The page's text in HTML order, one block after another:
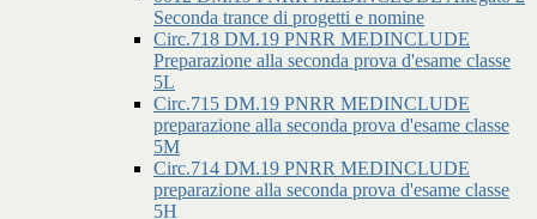
Seconda trance di progetti e nomine
Circ.718 DM.19 PNRR MEDINCLUDE
Preparazione alla seconda prova d'esame classe
5L
Circ.715 DM.19 PNRR MEDINCLUDE
preparazione alla seconda prova d'esame classe
5M
Circ.714 DM.19 PNRR MEDINCLUDE
preparazione alla seconda prova d'esame classe
5H